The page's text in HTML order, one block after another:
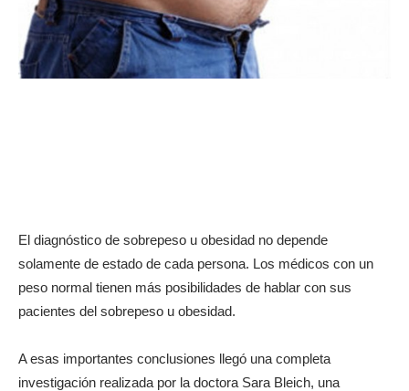
El diagnóstico de sobrepeso u obesidad no depende
solamente de estado de cada persona. Los médicos con un
peso normal tienen más posibilidades de hablar con sus
pacientes del sobrepeso u obesidad.
A esas importantes conclusiones llegó una completa
investigación realizada por la doctora Sara Bleich, una